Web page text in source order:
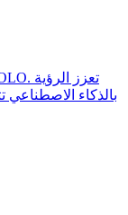
بالذكاء الاصطناعي